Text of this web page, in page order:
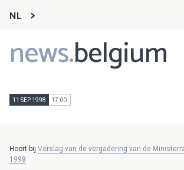
NL
news.belgium
Main
navigation
11 SEP 1998 17:00
Hoort bij Verslag van de vergadering van de
1998